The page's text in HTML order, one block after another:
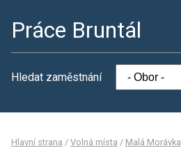
Práce Bruntál
Hledat zaměstnání
Hlavní strana / Volná místa / Malá Morávka